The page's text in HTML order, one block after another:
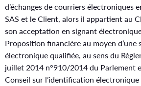
d’échanges de courriers électroniques
SAS et le Client, alors il appartient au
son acceptation en signant
Proposition financière au moyen d’une
électronique qualifiée, au sens du
juillet 2014 n°910/2014 du Parlement
Conseil sur l’identification électronique